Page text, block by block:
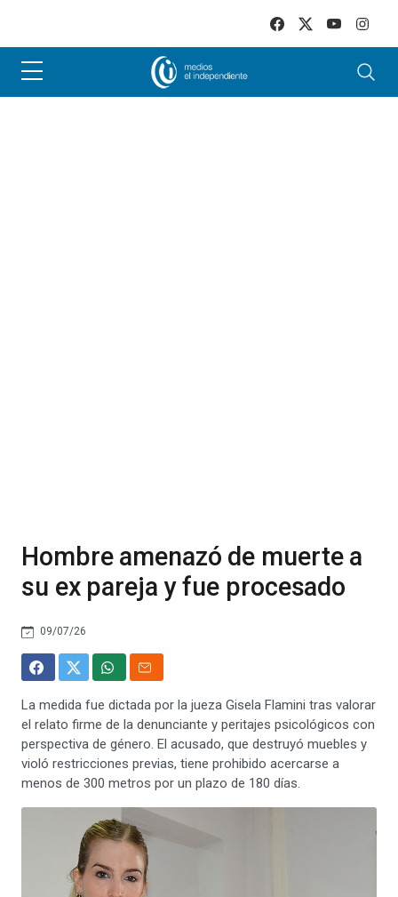
Hombre amenazó de muerte a
su ex pareja y fue procesado
09/07/26
La medida fue dictada por la jueza Gisela Flamini tras valorar
el relato firme de la denunciante y peritajes psicológicos con
perspectiva de género. El acusado, que destruyó muebles y
violó restricciones previas, tiene prohibido acercarse a
menos de 300 metros por un plazo de 180 días.